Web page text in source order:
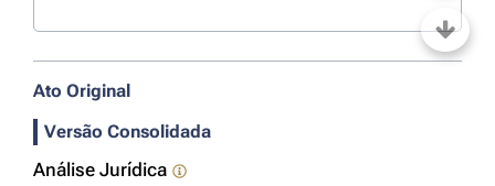
Ato Original
Versão Consolidada
Análise Jurídica